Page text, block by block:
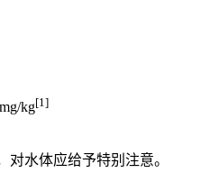
kg[1]
对水体应给予特别注意。